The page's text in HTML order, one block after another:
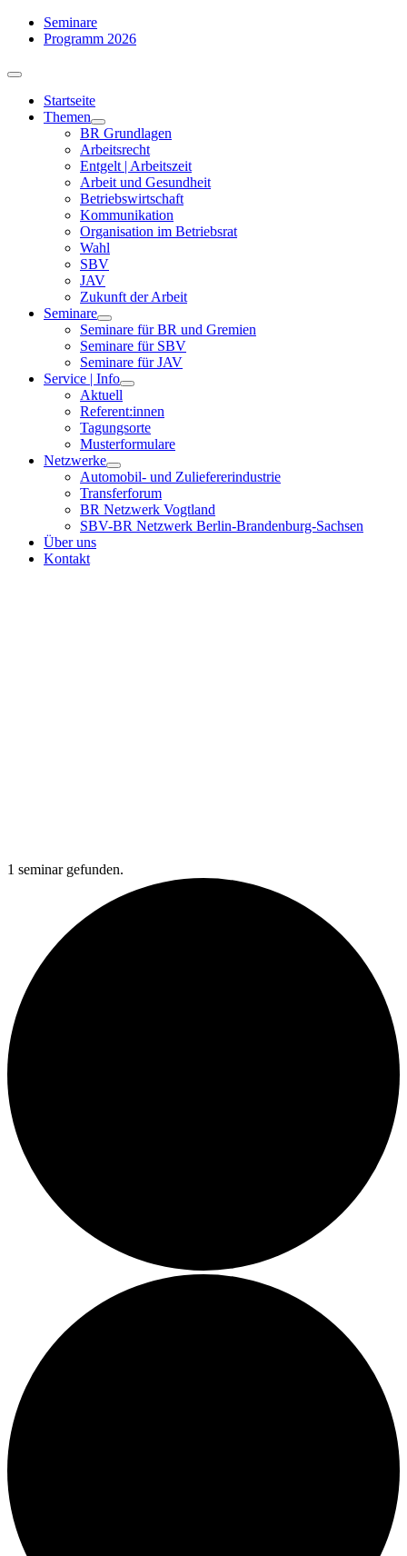
Zum
Inhalt
Seminare
Programm 2026
Toggle
NavigationStartseite
Themen
BR Grundlagen
Arbeits­recht
Entgelt | Arbeitszeit
Arbeit und Gesundheit
Betriebswirtschaft
Kommuni­kation
Organisation im Betriebsrat
Wahl
SBV
JAV
Zukunft der Arbeit
Seminare
Seminare für BR und Gremien
Seminare für SBV
Seminare für JAV
Service | Info
Aktuell
Referent:innen
Tagungsorte
Musterformulare
Netzwerke
Automobil- und Zuliefererindustrie
Transferforum
BR Netzwerk Vogtland
SBV-BR Netzwerk Berlin-Brandenburg-Sachsen
Über uns
Kontakt
1 seminar gefunden.